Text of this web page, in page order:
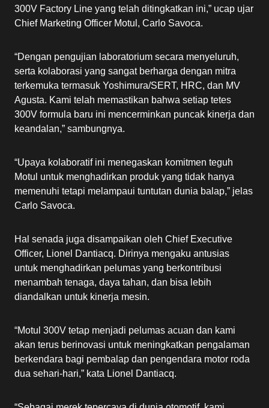
300V Factory Line yang telah ditingkatkan ini,” ucap ujar
Chief Marketing Officer Motul, Carlo Savoca.
“Dengan pengujian laboratorium secara menyeluruh,
serta kolaborasi yang sangat berharga dengan mitra
terkemuka termasuk Yoshimura/SERT, HRC, dan MV
Agusta. Kami telah memastikan bahwa setiap tetes
300V formula baru ini mencerminkan puncak kinerja dan
keandalan,” sambungnya.
“Upaya kolaboratif ini menegaskan komitmen teguh
Motul untuk menghadirkan produk yang tidak hanya
memenuhi tetapi melampaui tuntutan dunia balap,” jelas
Carlo Savoca.
Hal senada juga disampaikan oleh Chief Executive
Officer, Lionel Dantiacq. Dirinya mengaku antusias
untuk menghadirkan pelumas yang berkontribusi
menambah tenaga, daya tahan, dan bisa lebih
diandalkan untuk kinerja mesin.
“Motul 300V tetap menjadi pelumas acuan dan kami
akan terus berinovasi untuk meningkatkan pengalaman
berkendara bagi pembalap dan pengendara motor roda
dua sehari-hari,” kata Lionel Dantiacq.